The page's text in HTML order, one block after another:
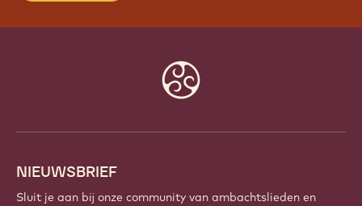
NIEUWSBRIEF
Sluit je aan bij onze community van ambachtslieden en